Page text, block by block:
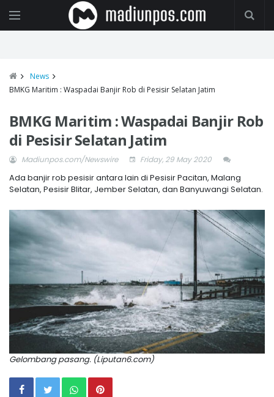
News
BMKG Maritim : Waspadai Banjir Rob di Pesisir Selatan Jatim
BMKG Maritim : Waspadai Banjir Rob
di Pesisir Selatan Jatim
Madiunpos.com/Newswire Friday, 29 May 2020
Ada banjir rob pesisir antara lain di Pesisir Pacitan, Malang
Selatan, Pesisir Blitar, Jember Selatan, dan Banyuwangi Selatan.
Gelombang pasang. (Liputan6.com)